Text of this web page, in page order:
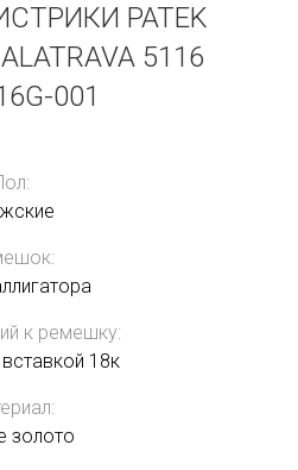
PATEK
5116
001
к ремешку:
18к
золото